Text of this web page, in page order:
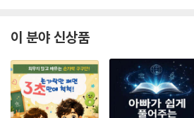
이 분야 신상품